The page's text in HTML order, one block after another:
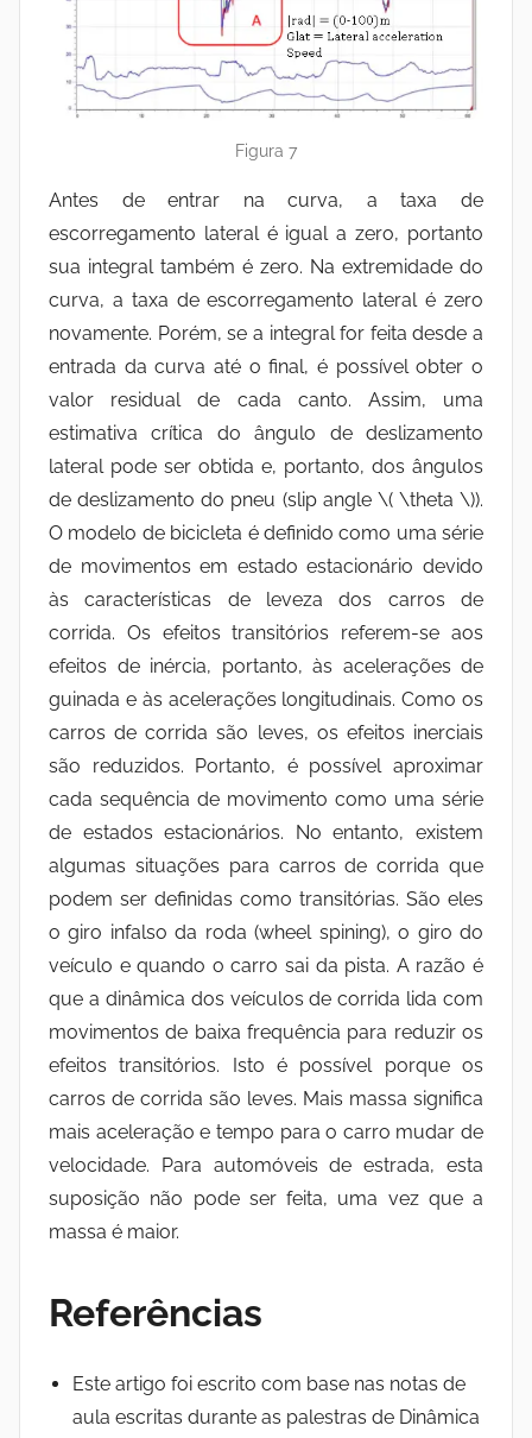
Figura 7
Antes de entrar na curva, a taxa de
escorregamento lateral é igual a zero, portanto
sua integral também é zero. Na extremidade do
curva, a taxa de escorregamento lateral é zero
novamente. Porém, se a integral for feita desde a
entrada da curva até o final, é possível obter o
valor residual de cada canto. Assim, uma
estimativa crítica do ângulo de deslizamento
lateral pode ser obtida e, portanto, dos ângulos
de deslizamento do pneu (slip angle \( \theta \)).
O modelo de bicicleta é definido como uma série
de movimentos em estado estacionário devido
às características de leveza dos carros de
corrida. Os efeitos transitórios referem-se aos
efeitos de inércia, portanto, às acelerações de
guinada e às acelerações longitudinais. Como os
carros de corrida são leves, os efeitos inerciais
são reduzidos. Portanto, é possível aproximar
cada sequência de movimento como uma série
de estados estacionários. No entanto, existem
algumas situações para carros de corrida que
podem ser definidas como transitórias. São eles
o giro infalso da roda (wheel spining), o giro do
veículo e quando o carro sai da pista. A razão é
que a dinâmica dos veículos de corrida lida com
movimentos de baixa frequência para reduzir os
efeitos transitórios. Isto é possível porque os
carros de corrida são leves. Mais massa significa
mais aceleração e tempo para o carro mudar de
velocidade. Para automóveis de estrada, esta
suposição não pode ser feita, uma vez que a
massa é maior.
Referências
Este artigo foi escrito com base nas notas de
aula escritas durante as palestras de Dinâmica